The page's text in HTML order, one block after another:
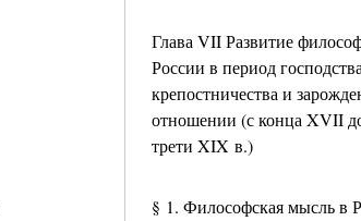
Глава VII Развитие
России в период господства
крепостничества и
отношении (с конца XVII
трети XIX в.)
§ 1. Философская мысль в